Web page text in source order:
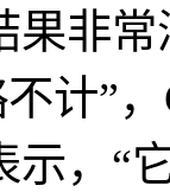
果非
计”
示，“